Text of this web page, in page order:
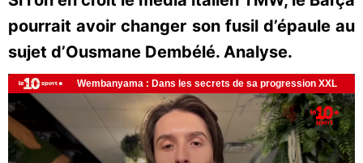
pourrait avoir changer son fusil d’épaule au
sujet d’Ousmane Dembélé. Analyse.